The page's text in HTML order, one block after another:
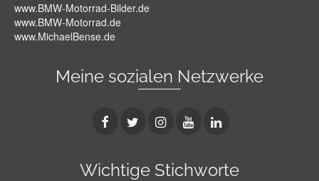
www.BMW-Motorrad-Bilder.de
www.BMW-Motorrad.de
www.MichaelBense.de
Meine sozialen Netzwerke
Wichtige Stichworte